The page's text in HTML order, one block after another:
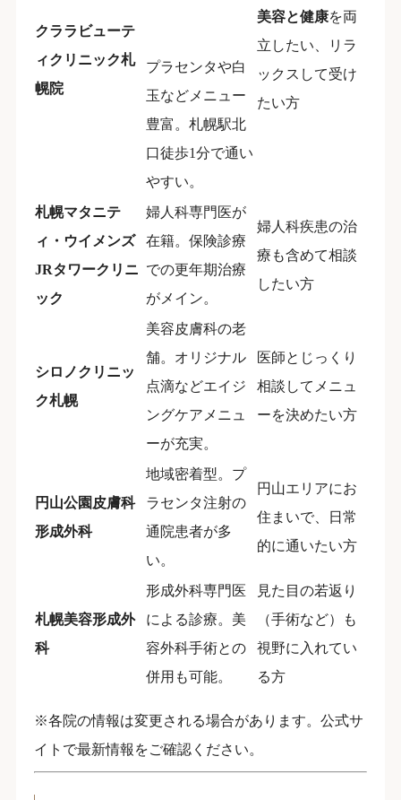
クララビューテ
ィクリニック札
幌院
プラセンタや白
玉などメニュー
豊富。札幌駅北
口徒歩1分で通い
やすい。
美容と健康を両
立したい、リラ
ックスして受け
たい方
札幌マタニテ
ィ・ウイメンズ
JRタワークリニ
ック
婦人科専門医が
在籍。保険診療
での更年期治療
がメイン。
婦人科疾患の治
療も含めて相談
したい方
シロノクリニッ
ク札幌
美容皮膚科の老
舗。オリジナル
点滴などエイジ
ングケアメニュ
ーが充実。
医師とじっくり
相談してメニュ
ーを決めたい方
円山公園皮膚科
形成外科
地域密着型。プ
ラセンタ注射の
通院患者が多
い。
円山エリアにお
住まいで、日常
的に通いたい方
札幌美容形成外
科
形成外科専門医
による診療。美
容外科手術との
併用も可能。
見た目の若返り
（手術など）も
視野に入れてい
る方
※各院の情報は変更される場合があります。公式サ
イトで最新情報をご確認ください。